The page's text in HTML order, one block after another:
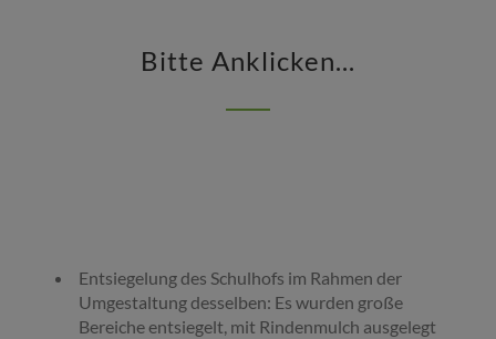
Bitte Anklicken...
Entsiegelung des Schulhofs im Rahmen der
Umgestaltung desselben: Es wurden große
Bereiche entsiegelt, mit Rindenmulch ausgelegt